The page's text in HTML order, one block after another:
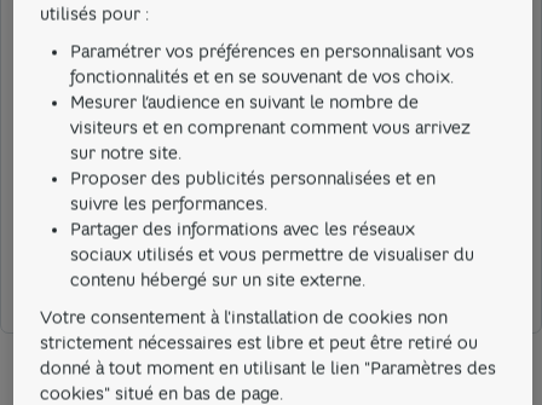
banque à distance (Internet, téléphone fixe, SMS, etc.) :
gratuit et illimité, hors coût de communication ou de
fourniture d'accès à Internet.
Cela m'a aidé
Cela ne m'a pas aidé
utilisés pour :
Paramétrer vos préférences en personnalisant vos
fonctionnalités et en se souvenant de vos choix.
Mesurer l’audience en suivant le nombre de
visiteurs et en comprenant comment vous arrivez
sur notre site.
Proposer des publicités personnalisées et en
suivre les performances.
Partager des informations avec les réseaux
sociaux utilisés et vous permettre de visualiser du
contenu hébergé sur un site externe.
Votre consentement à l'installation de cookies non
strictement nécessaires est libre et peut être retiré ou
donné à tout moment en utilisant le lien "Paramètres des
cookies" situé en bas de page.